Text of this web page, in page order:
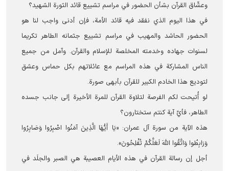
وعشّاق القرآن بشأن الحضور في مراسم تشييع قائد الثورة الشهيد؟
في هذا اليوم الذي نفقد فيه قائد الأمة، فإن أدنى واجب لنا هو
الحضور الحاشد والمهيب في مراسم تشييع جثمانه الطاهر تکریما
لسنوات جهاده وخدمته المخلصة للإسلام والقرآن. وآمل من جميع
الناس المشاركة في هذه المراسم مع عائلاتهم بكل حماس وعشق
لتوديع هذا الخادم الكبير للقرآن بأبهى صورة.
لو أُتيحت لكم الفرصة لتلاوة القرآن للمرة الأخيرة إلى جانب جسده
الطاهر، فأيّ آية كنتم ستختارون؟
هذه الآية من سورة آل عمران: «يَا أَيُّهَا الَّذِينَ آمَنُوا اصْبِرُوا وَصَابِرُوا
وَرَابِطُوا وَاتَّقُوا اللَّهَ لَعَلَّكُمْ تُفْلِحُونَ».
أجل إن رسالة القرآن في هذه الأيام العصيبة هي الصبر والجلَد في